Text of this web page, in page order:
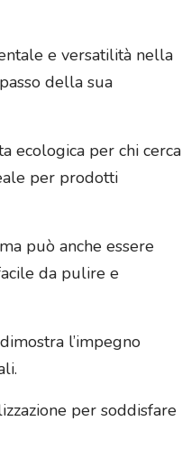
e versatilità nella
della sua
ecologica per chi cerca
per prodotti
può anche essere
da pulire e
l’impegno
per soddisfare